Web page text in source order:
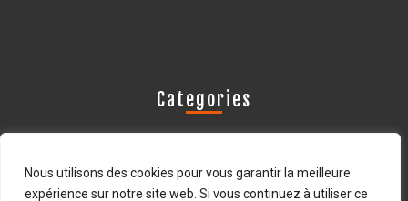
Nous utilisons des cookies pour vous garantir la meilleure
expérience sur notre site web. Si vous continuez à utiliser ce
Categories
Les oiseaux déprédateurs